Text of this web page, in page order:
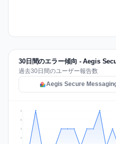
30日間のエラー傾向 - Aegis
過去30日間のユーザー報告数
Aegis Secure
1
1
2
2